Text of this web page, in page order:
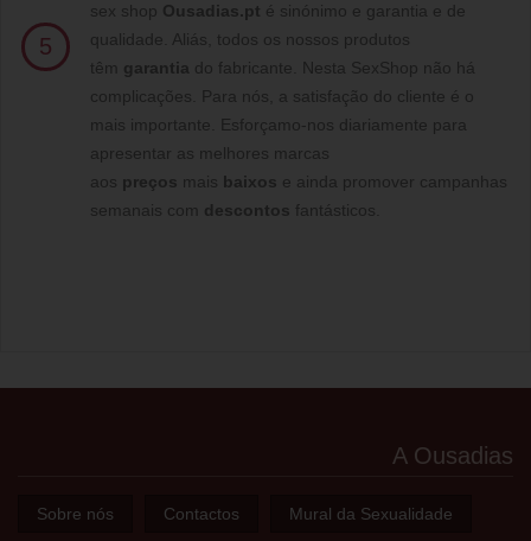
5
sex shop Ousadias.pt é sinónimo e garantia e de
qualidade. Aliás, todos os nossos produtos
têm garantia do fabricante. Nesta SexShop não há
complicações. Para nós, a satisfação do cliente é o
mais importante. Esforçamo-nos diariamente para
apresentar as melhores marcas
aos preços mais baixos e ainda promover campanhas
semanais com descontos fantásticos.
A Ousadias
Sobre nós Contactos Mural da Sexualidade